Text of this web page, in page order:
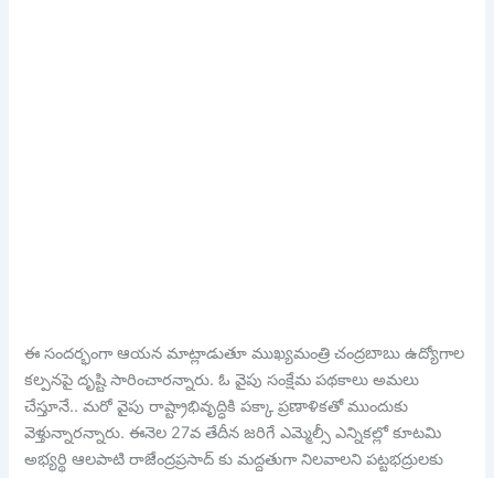
ఈ సందర్భంగా ఆయన మాట్లాడుతూ ముఖ్యమంత్రి చంద్రబాబు ఉద్యోగాల
కల్పనపై దృష్టి సారించారన్నారు. ఓ వైపు సంక్షేమ పథకాలు అమలు
చేస్తూనే.. మరో వైపు రాష్ట్రాభివృద్ధికి పక్కా ప్రణాళికతో ముందుకు
వెళ్తున్నారన్నారు. ఈనెల 27వ తేదీన జరిగే ఎమ్మెల్సీ ఎన్నికల్లో కూటమి
అభ్యర్థి ఆలపాటి రాజేంద్రప్రసాద్ కు మద్దతుగా నిలవాలని పట్టభద్రులకు